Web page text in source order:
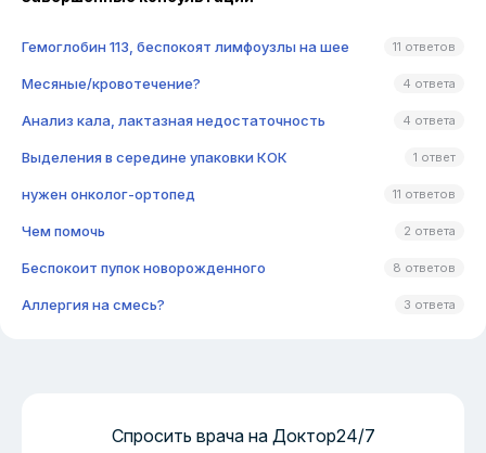
Гемоглобин 113, беспокоят лимфоузлы на шее 11 ответов
Месяные/кровотечение? 4 ответа
Анализ кала, лактазная недостаточность 4 ответа
Выделения в середине упаковки КОК 1 ответ
нужен онколог-ортопед 11 ответов
Чем помочь 2 ответа
Беспокоит пупок новорожденного 8 ответов
Аллергия на смесь? 3 ответа
Спросить врача на Доктор24/7